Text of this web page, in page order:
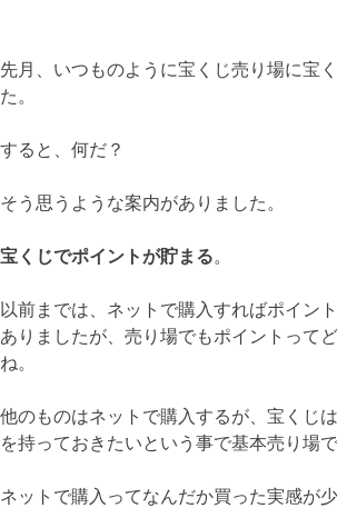
先月、いつものように宝くじ売り場に宝
た。
すると、何だ？
そう思うような案内がありました。
宝くじでポイントが貯まる。
以前までは、ネットで購入すればポイン
ありましたが、売り場でもポイントって
ね。
他のものはネットで購入するが、宝くじ
を持っておきたいという事で基本売り場で
ネットで購入ってなんだか買った実感が